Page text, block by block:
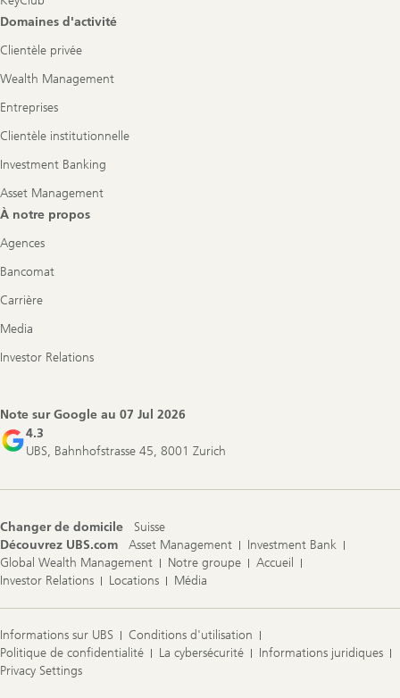
Domaines d'activité
Clientèle privée
Wealth Management
Entreprises
Clientèle institutionnelle
Investment Banking
Asset Management
À notre propos
Agences
Bancomat
Carrière
Media
Investor Relations
Note sur Google au 07 Jul 2026
4.3
UBS, Bahnhofstrasse 45, 8001 Zurich
Changer de domicile
Suisse
Découvrez UBS.com
Asset Management
Investment Bank
Global Wealth Management
Notre groupe
Accueil
Investor Relations
Locations Média
Informations sur UBS
Conditions d'utilisation
Politique de confidentialité
La cybersécurité
Informations juridiques
Privacy Settings